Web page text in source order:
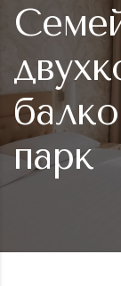
парк